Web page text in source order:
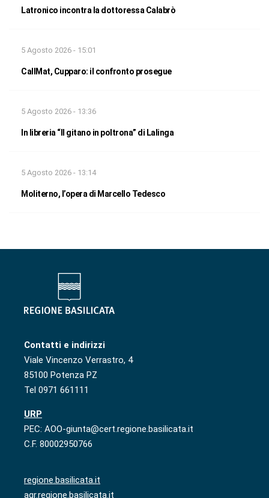
Latronico incontra la dottoressa Calabrò
5 Agosto 2026 - 15:01
CallMat, Cupparo: il confronto prosegue
5 Agosto 2026 - 13:36
In libreria “Il gitano in poltrona” di Lalinga
5 Agosto 2026 - 13:14
Moliterno, l’opera di Marcello Tedesco
Contatti e indirizzi
Viale Vincenzo Verrastro, 4
85100 Potenza PZ
Tel 0971 661111
URP
PEC: AOO-giunta@cert.regione.basilicata.it
C.F. 80002950766
regione.basilicata.it
agr.regione.basilicata.it